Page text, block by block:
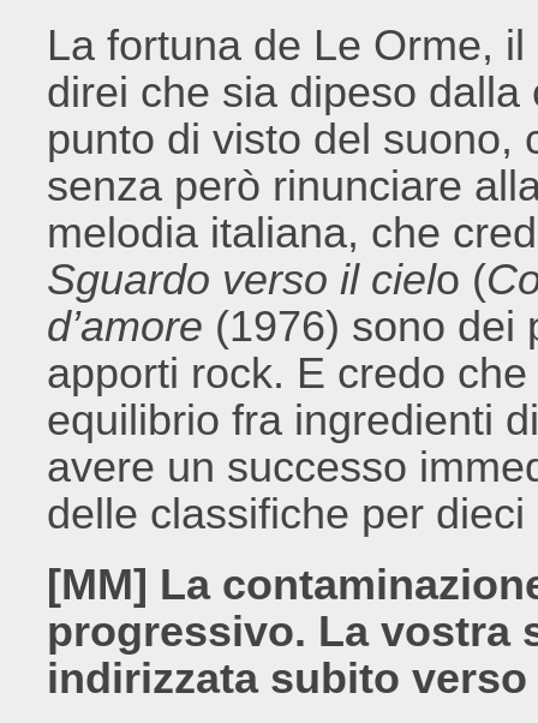
La fortuna de Le Orme,
direi che sia dipeso
punto di visto del suono,
senza però rinunciare
melodia italiana, che
Sguardo verso il cielo (
d’amore (1976) sono dei
apporti rock. E credo
equilibrio fra ingredienti
avere un successo
delle classifiche per dieci
[MM] La
progressivo. La vostra
indirizzata subito